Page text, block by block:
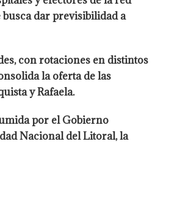
dar previsibilidad a
con rotaciones en distintos
la oferta de las
y Rafaela.
por el Gobierno
Nacional del Litoral, la